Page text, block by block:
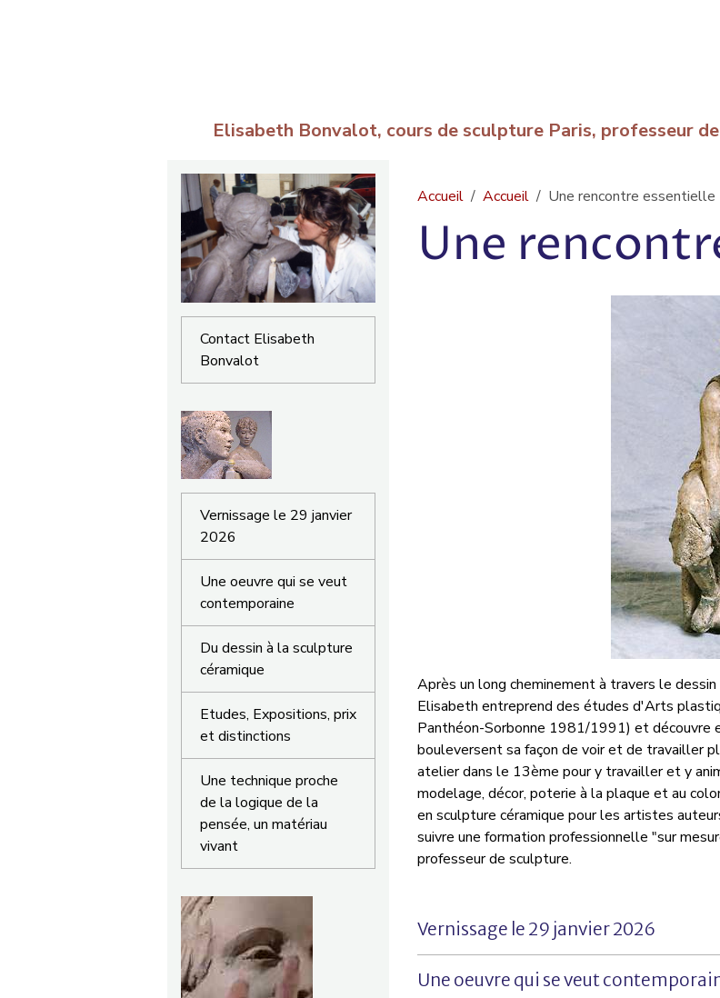
Elisabeth Bonvalot, cours de sculpture Paris, professeur
Accueil Accueil Une rencontre essentielle
Une
Après un long cheminement à travers le
Elisabeth entreprend des études d'Arts
Panthéon-Sorbonne 1981/1991) et découvre
bouleversent sa façon de voir et de travailler
atelier dans le 13ème pour y travailler et y
modelage, décor, poterie à la plaque et au
en sculpture céramique pour les artistes
suivre une formation professionnelle "sur
professeur de sculpture.
Vernissage le 29 janvier 2026
Une oeuvre qui se veut
Contact Elisabeth
Bonvalot
Vernissage le 29 janvier
2026
Une oeuvre qui se veut
contemporaine
Du dessin à la sculpture
céramique
Etudes, Expositions, prix
et distinctions
Une technique proche
de la logique de la
pensée, un matériau
vivant